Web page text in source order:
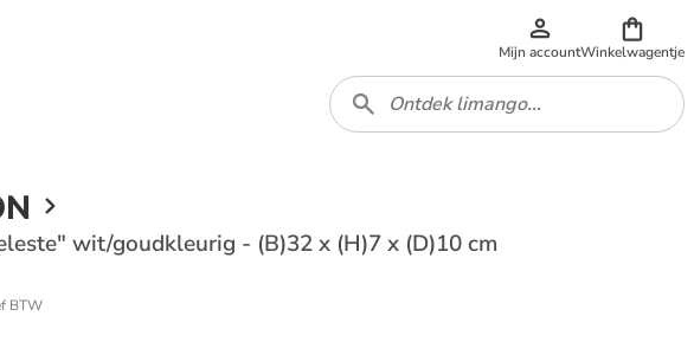
Mijn accountWinkelwagentje
wit/goudkleurig - (B)32 x (H)7 x (D)10 cm
BTW